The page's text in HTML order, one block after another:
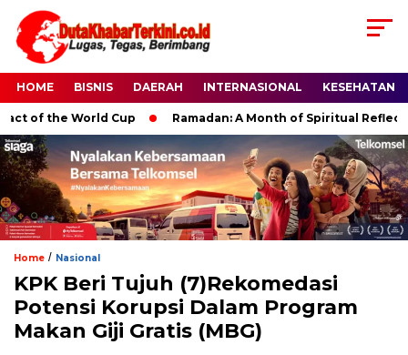
HOME BISNIS DAERAH INTERNASIONAL KESEHATAN
the World Cup Ramadan: A Month of Spiritual Reflection,
Home / Nasional
KPK Beri Tujuh (7)Rekomedasi
Potensi Korupsi Dalam Program
Makan Giji Gratis (MBG)